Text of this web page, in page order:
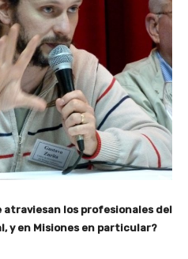
atraviesan los profesionales del
y en Misiones en particular?